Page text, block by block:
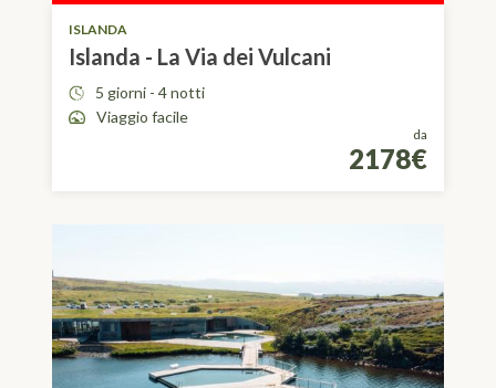
ISLANDA
Islanda - La Via dei Vulcani
5 giorni - 4 notti
Viaggio facile
da
2178€